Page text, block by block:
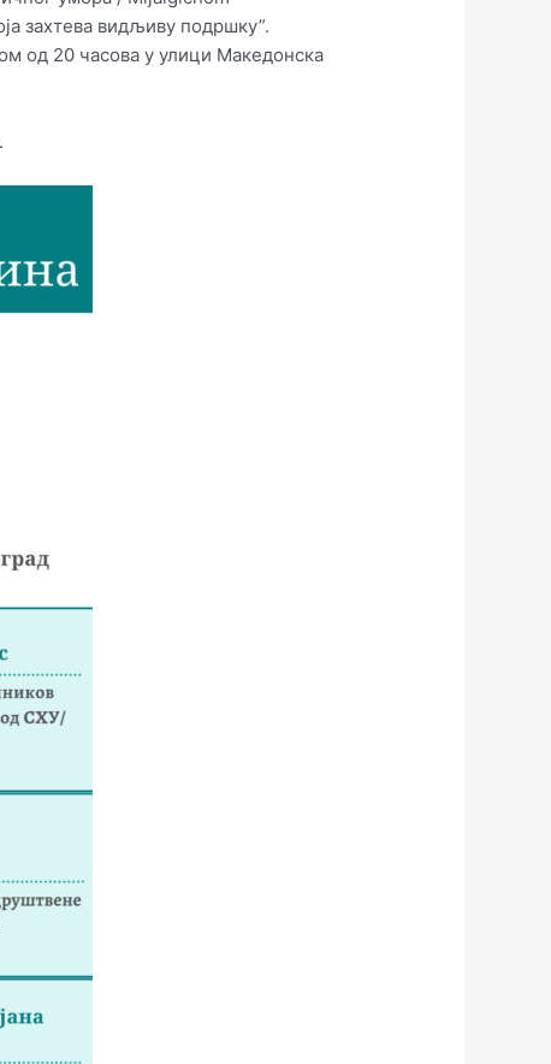
захтева видљиву подршку”.
од 20 часова у улици Македонска